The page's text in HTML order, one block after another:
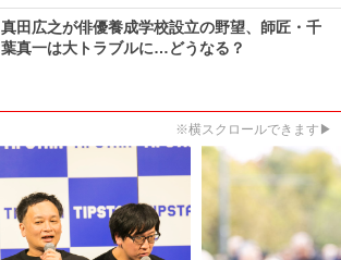
真田広之が俳優養成学校設立の野望、師匠・千
葉真一は大トラブルに…どうなる？
※横スクロールできます▶